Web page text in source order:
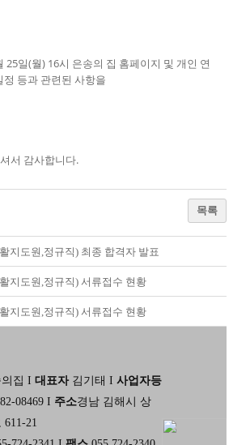
25일(월) 16시 은송의 집 홈페이지 및 개인 연
등과 관련된 사항을
서 감사합니다.
목록
지도원,정규직) 최종 합격자 발표
지도원,정규직) 서류접수 현황
지도원,정규직) 서류접수 현황
집 I 대표자김기태 I 사업자등
08469 I 주소경남 김해시 상
21